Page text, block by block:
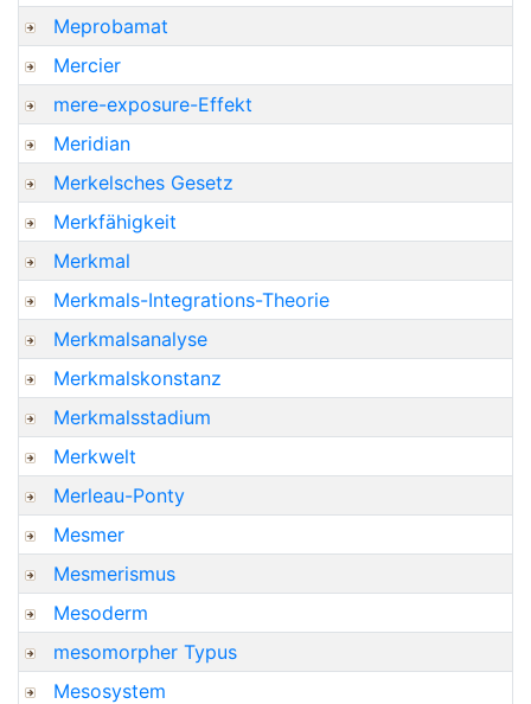
Meprobamat
Mercier
mere-exposure-Effekt
Meridian
Merkelsches Gesetz
Merkfähigkeit
Merkmal
Merkmals-Integrations-Theorie
Merkmalsanalyse
Merkmalskonstanz
Merkmalsstadium
Merkwelt
Merleau-Ponty
Mesmer
Mesmerismus
Mesoderm
mesomorpher Typus
Mesosystem